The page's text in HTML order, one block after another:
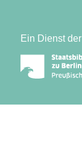
Ein Dienst der